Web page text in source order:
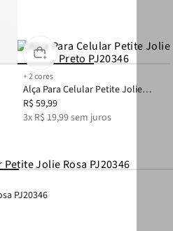
+2cores
Alça Para Celular Petite Jolie
Preto PJ20346
R$ 59,99
3x R$ 19,99sem juros
PJ20346